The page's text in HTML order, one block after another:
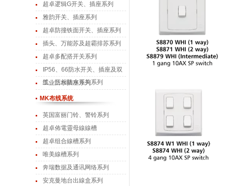
超卓逻辑G开关、插座系列
雅韵开关、插座系列
超卓防撞铁面开关、插座系列
插头、万能苏及超霸排苏系列
超卓多配搭开关系列
IP56、66防水开关、插座及双
线、三相防水开关系列
工业防水插座系列
MK布线系统
英国富丽门铃、警铃系列
超卓佈電靈母線線槽
超卓组合線槽系列
唯美線槽系列
奔瑞数据及通讯网络系列
安克曼地台出線盒系列